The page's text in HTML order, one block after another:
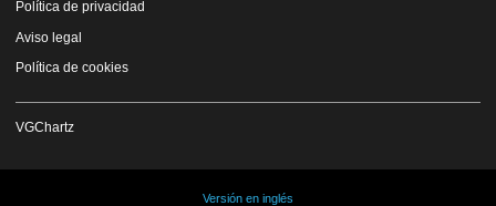
Política de privacidad
Aviso legal
Política de cookies
VGChartz
Versión en inglés